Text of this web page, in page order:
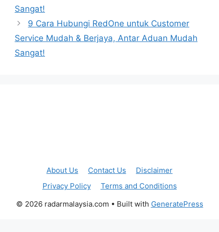
Sangat!
9 Cara Hubungi RedOne untuk Customer
Service Mudah & Berjaya, Antar Aduan Mudah
Sangat!
About Us Contact Us
Disclaimer
Privacy Policy
Terms and Conditions
© 2026 radarmalaysia.com • Built with GeneratePress